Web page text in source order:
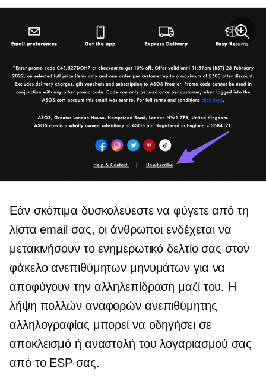
Εάν σκόπιμα δυσκολεύεστε να φύγετε από τη
λίστα email σας, οι άνθρωποι ενδέχεται να
μετακινήσουν το ενημερωτικό δελτίο σας στον
φάκελο ανεπιθύμητων μηνυμάτων για να
αποφύγουν την αλληλεπίδραση μαζί του. Η
λήψη πολλών αναφορών ανεπιθύμητης
αλληλογραφίας μπορεί να οδηγήσει σε
αποκλεισμό ή αναστολή του λογαριασμού σας
από το ESP σας.